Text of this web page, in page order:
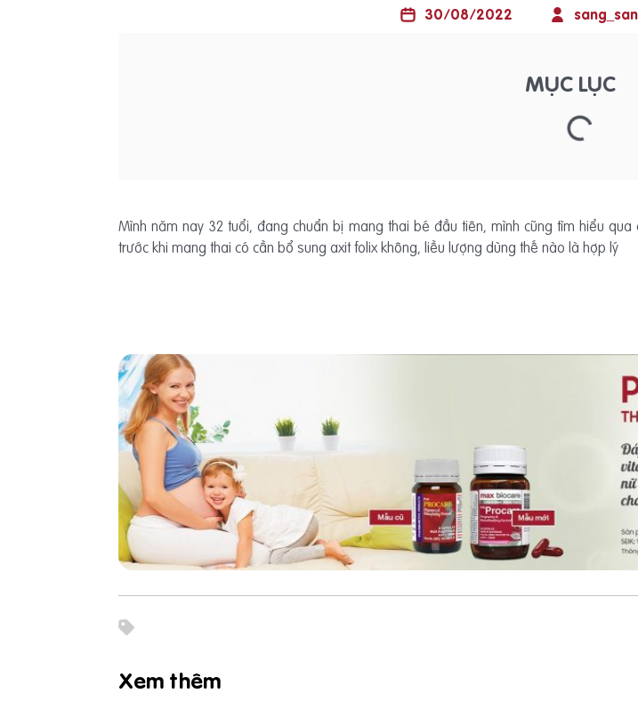
30/08/2022
MỤC LỤC
Mình năm nay 32 tuổi, đang chuẩn bị mang thai bé đầu tiên, mình cũng tìm hiểu
trước khi mang thai có cần bổ sung axit folix không, liều lượng dùng thế nào là hợp lý
Xem thêm